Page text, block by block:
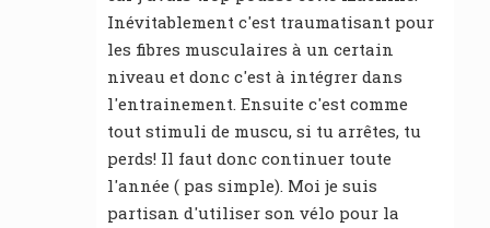
Inévitablement c'est traumatisant pour
les fibres musculaires à un certain
niveau et donc c'est à intégrer dans
l'entrainement. Ensuite c'est comme
tout stimuli de muscu, si tu arrêtes, tu
perds! Il faut donc continuer toute
l'année ( pas simple). Moi je suis
partisan d'utiliser son vélo pour la